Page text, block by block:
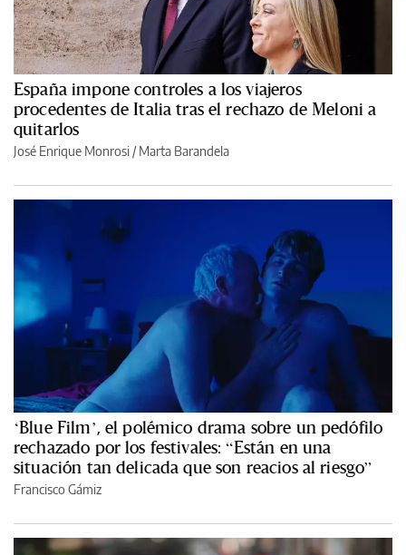
España impone controles a los viajeros
procedentes de Italia tras el rechazo de Meloni a
quitarlos
José Enrique Monrosi / Marta Barandela
‘Blue Film’, el polémico drama sobre un pedófilo
rechazado por los festivales: “Están en una
situación tan delicada que son reacios al riesgo”
Francisco Gámiz